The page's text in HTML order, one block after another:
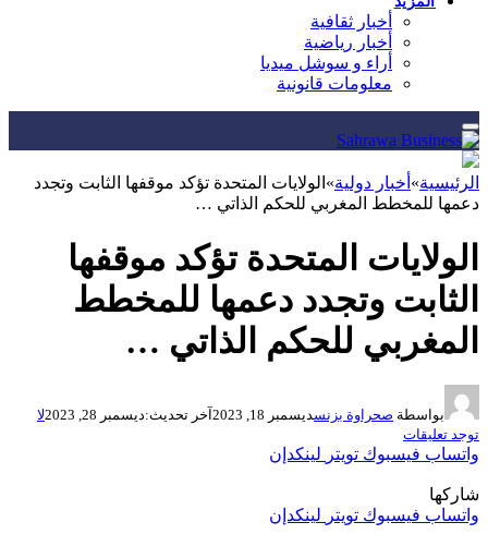
أخبار ثقافية
أخبار رياضية
أراء و سوشل ميديا
معلومات قانونية
الرئيسية» أخبار دولية» الولايات المتحدة تؤكد موقفها الثابت وتجدد
دعمها للمخطط المغربي للحكم الذاتي …
الولايات المتحدة تؤكد موقفها
الثابت وتجدد دعمها للمخطط
المغربي للحكم الذاتي …
بواسطة صحراوة بزنسديسمبر 18, 2023 آخر تحديث:ديسمبر 28, 2023
لا
توجد تعليقات
واتساب فيسبوك تويتر لينكدإن
شاركها
واتساب فيسبوك تويتر لينكدإن